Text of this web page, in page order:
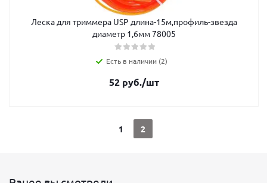
Леска для триммера USP длина-15м,профиль-звезда
диаметр 1,6мм 78005
Есть в наличии (2)
52 руб./шт
1 2